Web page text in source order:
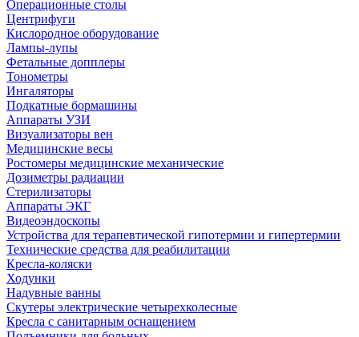
Операционные столы
Центрифуги
Кислородное оборудование
Лампы-лупы
Фетальные допплеры
Тонометры
Ингаляторы
Подкатные бормашины
Аппараты УЗИ
Визуализаторы вен
Медицинские весы
Ростомеры медицинские механические
Дозиметры радиации
Стерилизаторы
Аппараты ЭКГ
Видеоэндоскопы
Устройства для терапевтической гипотермии и гипертермии
Технические средства для реабилитации
Кресла-коляски
Ходунки
Надувные ванны
Скутеры электрические четырехколесные
Кресла с санитарным оснащением